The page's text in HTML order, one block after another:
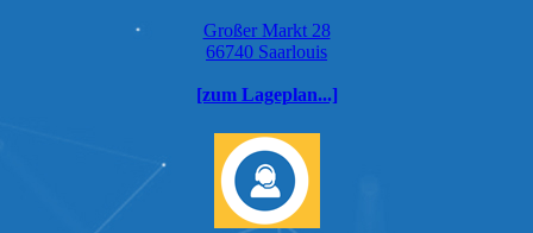
Großer Markt 28
66740 Saarlouis
[zum Lageplan...]